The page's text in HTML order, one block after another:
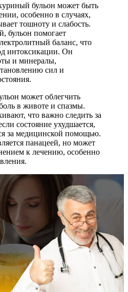
бульон может быть
особенно в случаях,
тошноту и слабость.
бульон помогает
баланс, что
интоксикации. Он
и минералы,
сил и
может облегчить
в животе и спазмы.
что важно следить за
состояние ухудшается,
за медицинской помощью.
панацеей, но может
к лечению, особенно